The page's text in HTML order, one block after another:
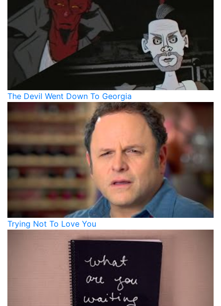
The Devil Went Down To Georgia
Trying Not To Love You